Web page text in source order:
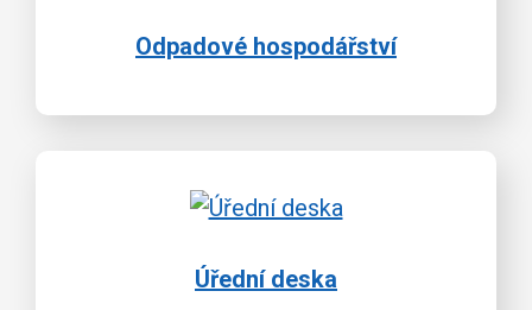
Odpadové hospodářství
Úřední deska